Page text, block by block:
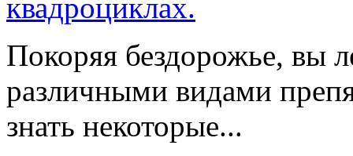
Покоряя бездорожье, вы
различными видами
знать некоторые...